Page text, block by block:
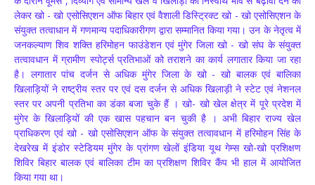
लेकर खो - खो एसोसिएशन ऑफ बिहार एवं वैशाली डिस्ट्रिक्ट खो - खो एसोसिएशन के
संयुक्त तत्वाधान में गणमान्य पदाधिकारीगण द्वारा सम्मानित किया गया। उन के नेतृत्व में
जनकल्याण शिव शक्ति हरिमोहन फाउंडेशन एवं मुंगेर जिला खो - खो संघ के संयुक्त
तत्वावधान में ग्रामीण स्पोर्ट्स प्रतिभाओं को तराशने का कार्य लगातार किया जा रहा
है। लगातार पांच दर्जन से अधिक मुंगेर जिला के खो - खो बालक एवं बालिका
खिलाड़ियों ने राष्ट्रीय स्तर पर एवं दस दर्जन से अधिक खिलाड़ी ने स्टेट एवं नेशनल
स्तर पर अपनी प्रतिभा का डंका बजा चुके हैं । खो- खो खेल क्षेत्र में पूरे प्रदेश में
मुंगेर के खिलाड़ियों की एक खास पहचान बन चुकी है । अभी बिहार राज्य खेल
प्राधिकरण एवं खो - खो एसोसिएशन ऑफ के संयुक्त तत्वावधान में हरिमोहन सिंह के
देखरेख में इंडोर स्टेडियम मुंगेर के प्रांगण खेलों इंडिया यूथ गेम्स खो-खो प्रशिक्षण
शिविर बिहार बालक एवं बालिका टीम का प्रशिक्षण शिविर कैंप भी हाल में आयोजित
किया गया था।